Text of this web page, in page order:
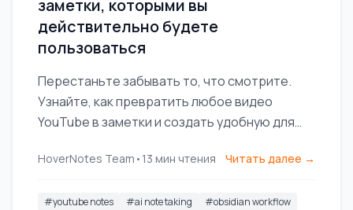
заметки, которыми вы
действительно будете
пользоваться
Перестаньте забывать то, что смотрите.
Узнайте, как превратить любое видео
YouTube в заметки и создать удобную для
которой вы действительно управляете.
HoverNotes Team • 13 мин чтения Читать далее →
#youtube notes #ai note taking #obsidian workflow